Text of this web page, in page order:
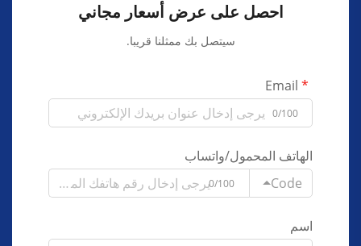
احصل على عرض أسعار مجاني
سيتصل بك ممثلنا قريبا.
0/100
الهاتف المحمول/واتساب
Code
0/100
اسم